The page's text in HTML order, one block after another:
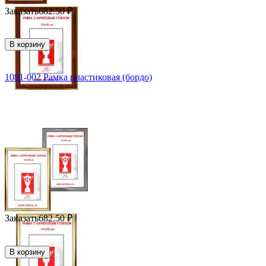
Заказать682.50 ₽
В корзину
1081-002 Рамка пластиковая (бордо)
Заказать682.50 ₽
В корзину